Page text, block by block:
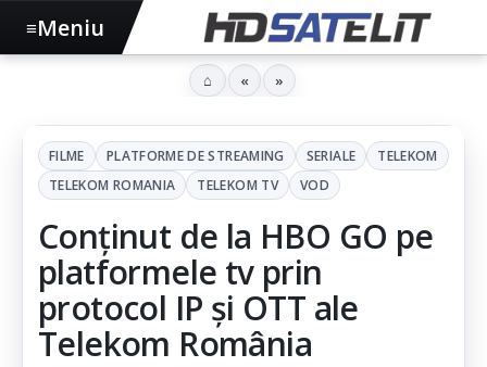
FILME PLATFORME DE STREAMING SERIALE
TELEKOM
TELEKOM ROMANIA
TELEKOM TV VOD
Conținut de la HBO GO pe
platformele tv prin
protocol IP și OTT ale
Telekom România
≡Meniu
⌂ « »